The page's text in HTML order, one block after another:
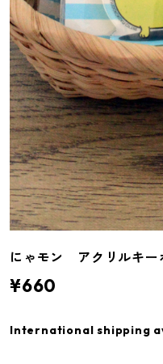
にゃモン アクリルキー
¥660
International shipping